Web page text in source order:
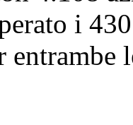
i
entrambe